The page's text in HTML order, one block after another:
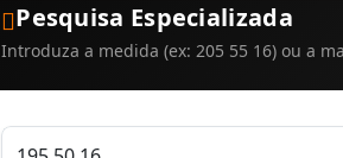
Pesquisa Especializada
Introduza a medida (ex: 205 55 16) ou a